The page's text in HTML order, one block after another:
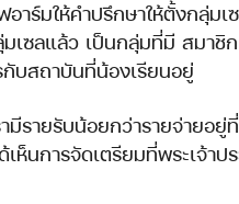
ร์มให้คำปรึกษาให้ตั้งกลุ่มเ
มเซลแล้ว เป็นกลุ่มที่มี สมา
บสถาบันที่น้องเรียนอยู่
ามีรายรับน้อยกว่ารายจ่ายอยู่ที่
เห็นการจัดเตรียมที่พระเจ้าป